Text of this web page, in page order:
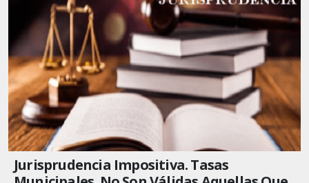
Jurisprudencia Impositiva. Tasas